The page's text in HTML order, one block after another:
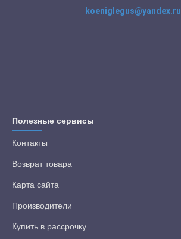
koeniglegus@yandex.ru
Полезные сервисы
Контакты
Возврат товара
Карта сайта
Производители
Купить в рассрочку